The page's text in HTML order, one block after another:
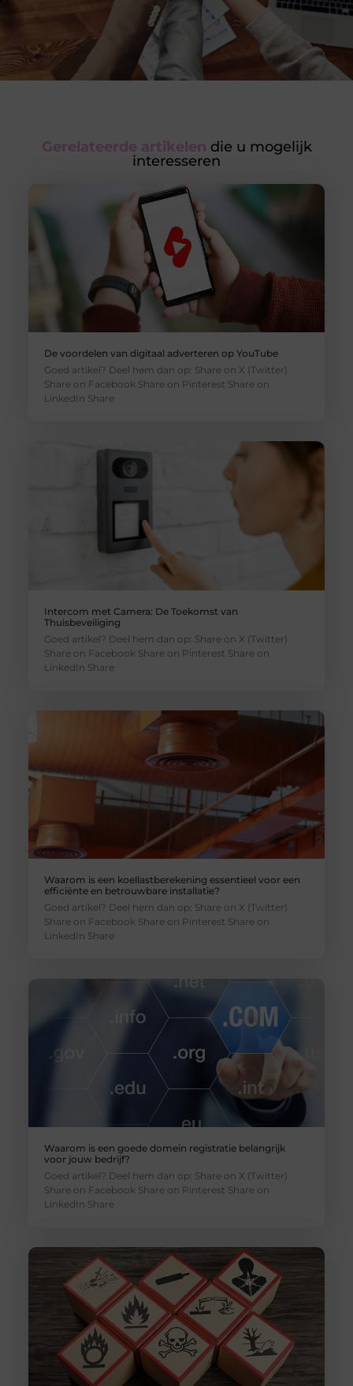
Gerelateerde artikelen die u mogelijk
interesseren
De voordelen van digitaal adverteren op YouTube
Goed artikel? Deel hem dan op: Share on X (Twitter)
Share on Facebook Share on Pinterest Share on
LinkedIn Share
Intercom met Camera: De Toekomst van
Thuisbeveiliging
Goed artikel? Deel hem dan op: Share on X (Twitter)
Share on Facebook Share on Pinterest Share on
LinkedIn Share
Waarom is een koellastberekening essentieel voor een
efficiënte en betrouwbare installatie?
Goed artikel? Deel hem dan op: Share on X (Twitter)
Share on Facebook Share on Pinterest Share on
LinkedIn Share
Waarom is een goede domein registratie belangrijk
voor jouw bedrijf?
Goed artikel? Deel hem dan op: Share on X (Twitter)
Share on Facebook Share on Pinterest Share on
LinkedIn Share